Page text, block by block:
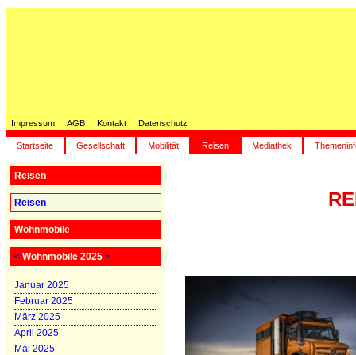
Impressum AGB Kontakt Datenschutz
Startseite Gesellschaft Mobilität Reisen Mediathek
Reisen
Reisen
Wohnmobile
< Wohnmobile 2025 >
Januar 2025
Februar 2025
März 2025
April 2025
Mai 2025